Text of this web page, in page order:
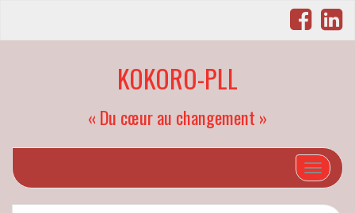
KOKORO-PLL
« Du cœur au changement »
Afficher/